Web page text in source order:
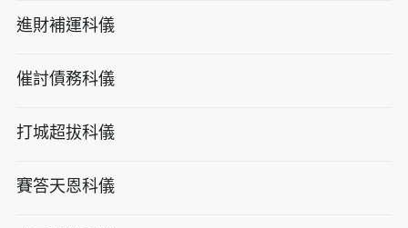
進財補運科儀
催討債務科儀
打城超拔科儀
賽答天恩科儀